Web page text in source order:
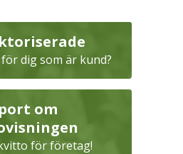
dig som är kund?
om
för företag!